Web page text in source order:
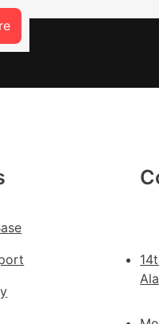
:
焦
OSDER
件
談